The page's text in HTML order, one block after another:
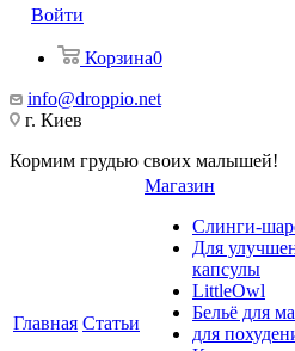
Войти
Корзина0
info@droppio.net
г. Киев
Кормим грудью своих малышей!
Главная Статьи
Магазин
Слинги-
Для
капсулы
LittleOwl
Бельё для
для